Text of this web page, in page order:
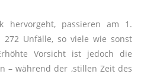
hervorgeht, passieren am 1.
272 Unfälle, so viele wie sonst
Vorsicht ist jedoch die
– während der ‚stillen Zeit des